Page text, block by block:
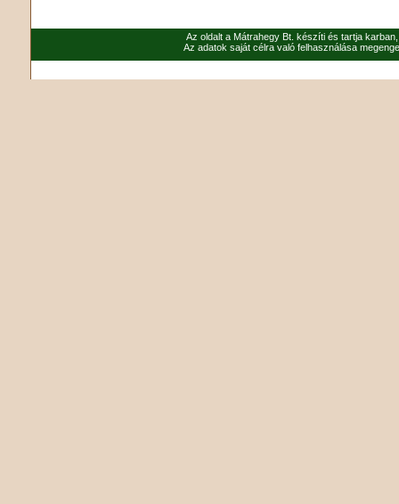
Az oldalt a Mátrahegy Bt. készíti és tartja
Az adatok saját célra való felhasználása